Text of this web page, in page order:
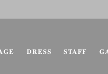
DRESS STAFF